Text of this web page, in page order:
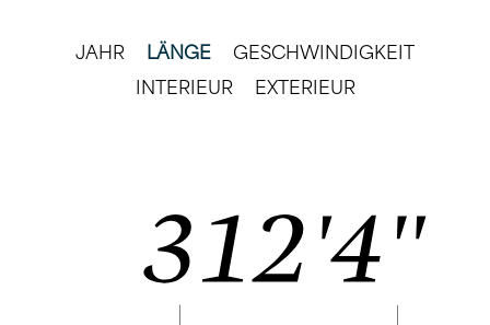
JAHR LÄNGE
GESCHWINDIGKEIT
INTERIEUR
EXTERIEUR